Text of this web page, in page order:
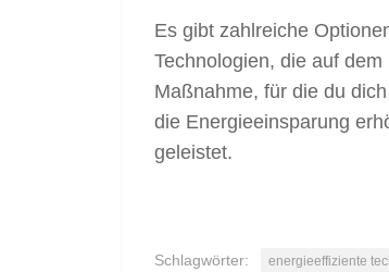
Es gibt zahlreiche
Technologien, die auf
Maßnahme, für die du
die Energieeinsparung
geleistet.
Schlagwörter: energieeffiziente